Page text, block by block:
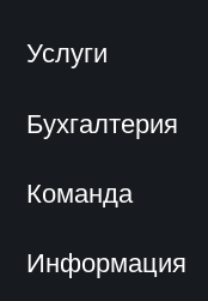
Услуги
Бухгалтерия
Команда
Информация